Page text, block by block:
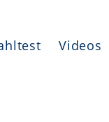
Videos